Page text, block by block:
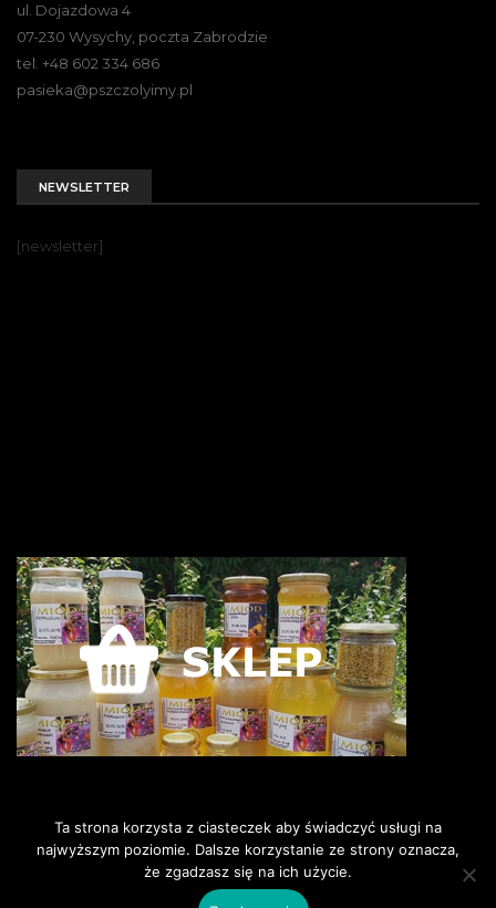
ul. Dojazdowa 4
07-230 Wysychy, poczta Zabrodzie
tel. +48 602 334 686
pasieka@pszczolyimy.pl
NEWSLETTER
[newsletter]
©2018 Pszczoly i my. Wszelkie
Ta strona korzysta z ciasteczek aby świadczyć usługi na
najwyższym poziomie. Dalsze korzystanie ze strony oznacza,
że zgadzasz się na ich użycie.